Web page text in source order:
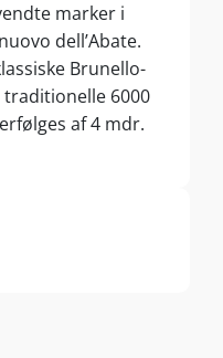
marker i
dell’Abate.
Brunello-
6000
af 4 mdr.